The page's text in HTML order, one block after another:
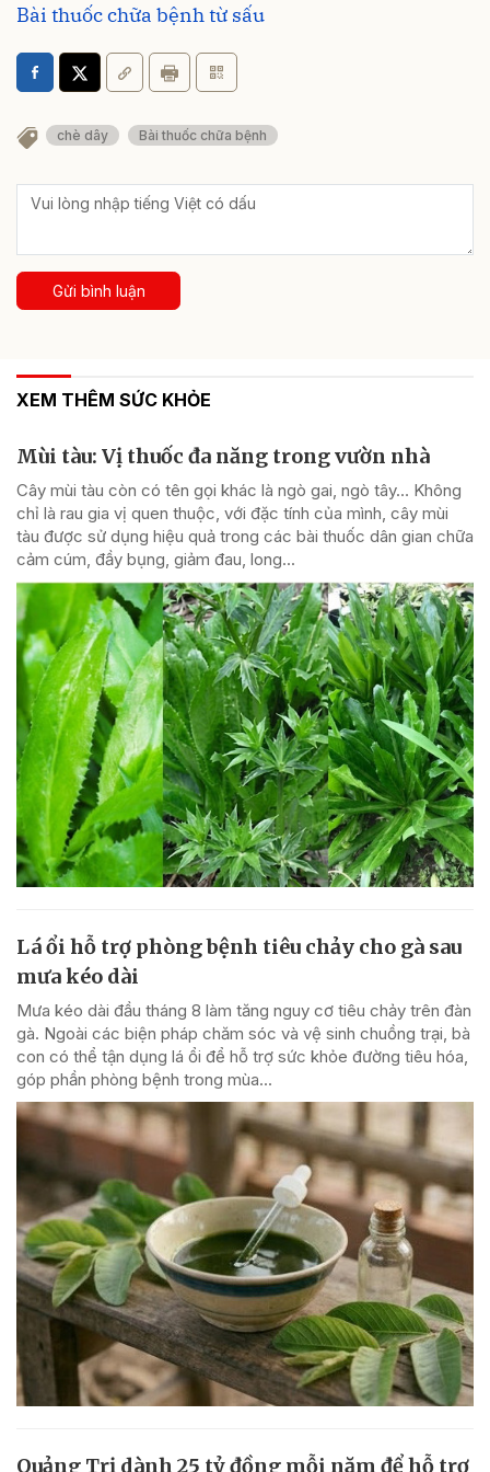
Bài thuốc chữa bệnh từ sấu
chè dây Bài thuốc chữa bệnh
Gửi bình luận
XEM THÊM SỨC KHỎE
Mùi tàu: Vị thuốc đa năng trong vườn nhà
Cây mùi tàu còn có tên gọi khác là ngò gai, ngò tây… Không
chỉ là rau gia vị quen thuộc, với đặc tính của mình, cây mùi
tàu được sử dụng hiệu quả trong các bài thuốc dân gian chữa
cảm cúm, đầy bụng, giảm đau, long...
Lá ổi hỗ trợ phòng bệnh tiêu chảy cho gà sau
mưa kéo dài
Mưa kéo dài đầu tháng 8 làm tăng nguy cơ tiêu chảy trên đàn
gà. Ngoài các biện pháp chăm sóc và vệ sinh chuồng trại, bà
con có thể tận dụng lá ổi để hỗ trợ sức khỏe đường tiêu hóa,
góp phần phòng bệnh trong mùa...
Quảng Trị dành 25 tỷ đồng mỗi năm để hỗ trợ